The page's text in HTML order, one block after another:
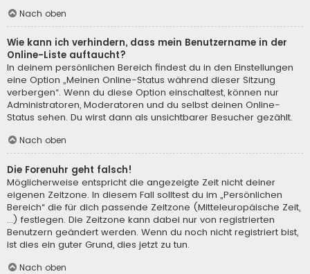
Nach oben
Wie kann ich verhindern, dass mein Benutzername in der
Online-Liste auftaucht?
In deinem persönlichen Bereich findest du in den Einstellungen
eine Option „Meinen Online-Status während dieser Sitzung
verbergen“. Wenn du diese Option einschaltest, können nur
Administratoren, Moderatoren und du selbst deinen Online-
Status sehen. Du wirst dann als unsichtbarer Besucher gezählt.
Nach oben
Die Forenuhr geht falsch!
Möglicherweise entspricht die angezeigte Zeit nicht deiner
eigenen Zeitzone. In diesem Fall solltest du im „Persönlichen
Bereich“ die für dich passende Zeitzone (Mitteleuropäische Zeit,
...) festlegen. Die Zeitzone kann dabei nur von registrierten
Benutzern geändert werden. Wenn du noch nicht registriert bist,
ist dies ein guter Grund, dies jetzt zu tun.
Nach oben